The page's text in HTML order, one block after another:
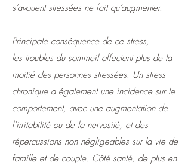
s’avouent stressées ne fait qu’augmenter.
Principale conséquence de ce stress,
les troubles du sommeilaffectent plus de la
moitié des personnes stressées. Un stress
chronique a également une incidence sur le
comportement, avec une augmentation de
l’irritabilité ou de la nervosité, et des
répercussions non négligeables sur la vie de
famille et de couple. Côté santé, de plus en